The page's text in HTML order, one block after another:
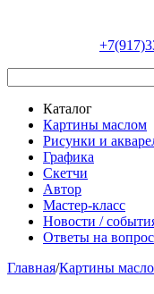
Каталог
Картины маслом
Рисунки и
Графика
Скетчи
Автор
Мастер-класс
Новости /
Ответы на
Главная/Картины